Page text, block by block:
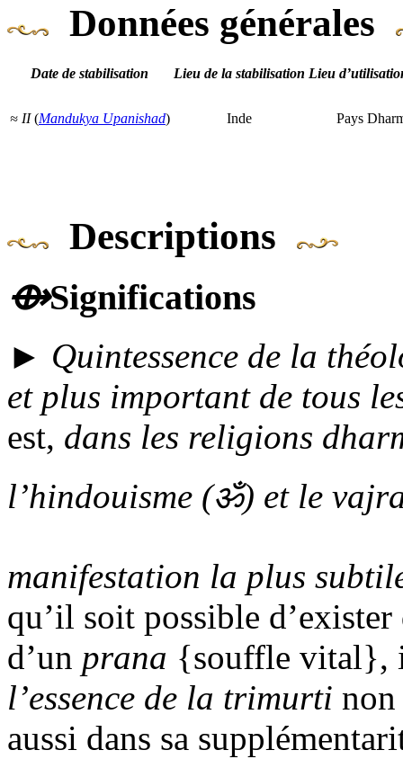
Données générales
Date de stabilisation Lieu de la stabilisation Lieu
≈ II(Mandukya Upanishad) Inde Pays
Descriptions
⟴Significations
► Quintessence de la
et plus important de tous
est, dans les religions
l’hindouisme (ॐ) et le
manifestation la plus
qu’il soit possible
d’un prana {souffle vital},
l’essence de la trimurti non
aussi dans sa